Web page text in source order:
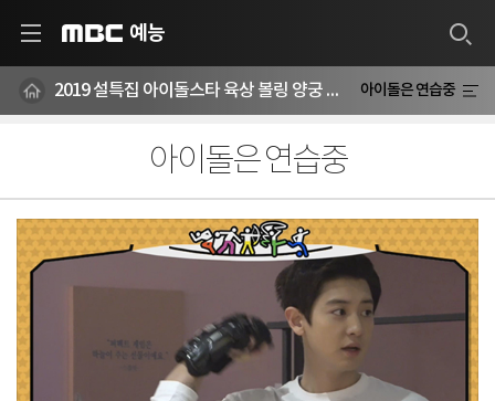
예능
2019 설특집 아이돌스타 육상 볼링 양궁 리듬체조 승부차기 선수권 대회 아이돌은 연습중
아이돌은 연습중